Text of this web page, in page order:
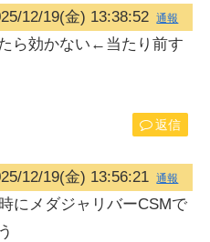
12/19(金) 13:38:52 通報
ら効かない←当たり前す
返信
12/19(金) 13:56:21 通報
にメダジャリバーCSMで